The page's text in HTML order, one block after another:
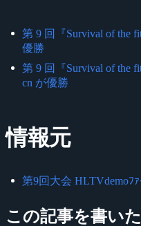
第 9 回『Survival of the
優勝
第 9 回『Survival of the
cn が優勝
情報元
第9回大会 HLTVdemoﾌ
この記事を書い